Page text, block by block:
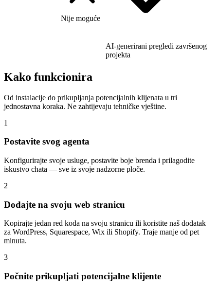
Nije moguće
AI-generirani pregledi završenog
projekta
Kako funkcionira
Od instalacije do prikupljanja potencijalnih klijenata u tri
jednostavna koraka. Ne zahtijevaju tehničke vještine.
1
Postavite svog agenta
Konfigurirajte svoje usluge, postavite boje brenda i prilagodite
iskustvo chata — sve iz svoje nadzorne ploče.
2
Dodajte na svoju web stranicu
Kopirajte jedan red koda na svoju stranicu ili koristite naš dodatak
za WordPress, Squarespace, Wix ili Shopify. Traje manje od pet
minuta.
3
Počnite prikupljati potencijalne klijente